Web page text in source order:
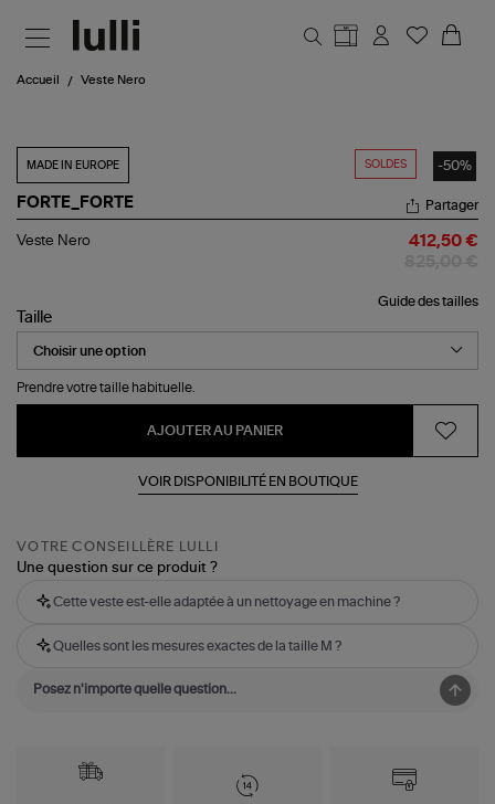
Accueil Veste Nero
SOLDES -50%
MADE IN EUROPE
FORTE_FORTE
Veste
Partager
Veste Nero 412,50 €
Guide des tailles
Taille
Prendre votre taille habituelle.
AJOUTER AU PANIER
VOIR DISPONIBILITÉ EN BOUTIQUE
VOTRE CONSEILLÈRE LULLI
Une question sur ce produit ?
Cette veste est-elle adaptée à un nettoyage en machine ?
Quelles sont les mesures exactes de la taille M ?